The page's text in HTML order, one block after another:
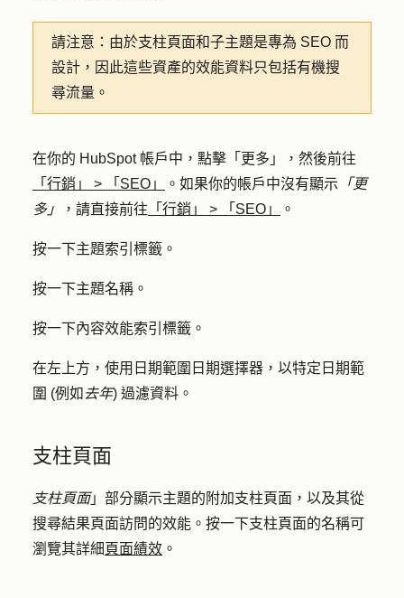
請注意： 由於支柱頁面和子主題是專為 SEO 而
設計，因此這些資產的效能資料只包括有機搜
尋流量。
在你的 HubSpot 帳戶中，點擊 「更多」
，然後前往
「行銷」
> 「SEO」 。如果你的帳戶中沒有顯示 「更
多」
，請直接前往 「行銷」 > 「SEO」 。
按一下主題索引標籤。
按一下主題名稱 。
按一下內容效能索引標籤。
在左上方，使用 日期範圍 日期選擇器，以特定日期範
圍 (例如 去年) 過濾資料。
支柱頁面
支柱頁面」部分顯示主題的附加支柱頁面，以及其從
搜尋結果頁面訪問的效能。按一下支柱頁面的名稱可
瀏覽其詳細 頁面績效 。